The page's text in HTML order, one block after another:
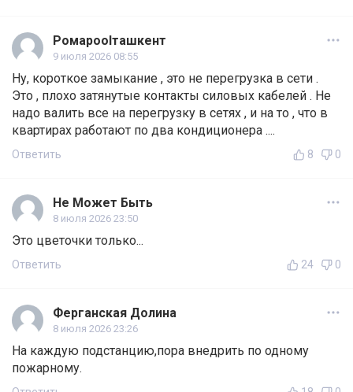
Ромаpoolташкент
9 июля 2026 08:55
Ну, короткое замыкание , это не перегрузка в сети .
Это , плохо затянутые контакты силовых кабелей . Не
надо валить все на перегрузку в сетях , и на то , что в
квартирах работают по два кондиционера ....
Ответить 8 0
Не Может Быть
8 июля 2026 23:50
Это цветочки только...
Ответить 24 0
Ферганская Долина
8 июля 2026 23:26
На каждую подстанцию,пора внедрить по одному
пожарному.